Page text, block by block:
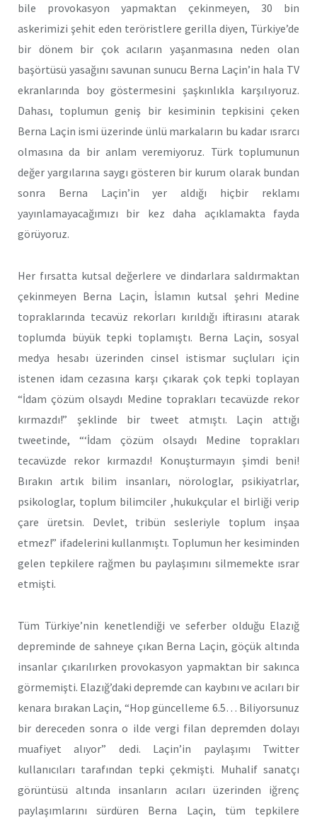
bile provokasyon yapmaktan çekinmeyen, 30 bin
askerimizi şehit eden teröristlere gerilla diyen, Türkiye’de
bir dönem bir çok acıların yaşanmasına neden olan
başörtüsü yasağını savunan sunucu Berna Laçin’in hala TV
ekranlarında boy göstermesini şaşkınlıkla karşılıyoruz.
Dahası, toplumun geniş bir kesiminin tepkisini çeken
Berna Laçin ismi üzerinde ünlü markaların bu kadar ısrarcı
olmasına da bir anlam veremiyoruz. Türk toplumunun
değer yargılarına saygı gösteren bir kurum olarak bundan
sonra Berna Laçin’in yer aldığı hiçbir reklamı
yayınlamayacağımızı bir kez daha açıklamakta fayda
görüyoruz.
Her fırsatta kutsal değerlere ve dindarlara saldırmaktan
çekinmeyen Berna Laçin, İslamın kutsal şehri Medine
topraklarında tecavüz rekorları kırıldığı iftirasını atarak
toplumda büyük tepki toplamıştı. Berna Laçin, sosyal
medya hesabı üzerinden cinsel istismar suçluları için
istenen idam cezasına karşı çıkarak çok tepki toplayan
“İdam çözüm olsaydı Medine toprakları tecavüzde rekor
kırmazdı!” şeklinde bir tweet atmıştı. Laçin attığı
tweetinde, “‘İdam çözüm olsaydı Medine toprakları
tecavüzde rekor kırmazdı! Konuşturmayın şimdi beni!
Bırakın artık bilim insanları, nörologlar, psikiyatrlar,
psikologlar, toplum bilimciler ,hukukçular el birliği verip
çare üretsin. Devlet, tribün sesleriyle toplum inşaa
etmez!” ifadelerini kullanmıştı. Toplumun her kesiminden
gelen tepkilere rağmen bu paylaşımını silmemekte ısrar
etmişti.
Tüm Türkiye’nin kenetlendiği ve seferber olduğu Elazığ
depreminde de sahneye çıkan Berna Laçin, göçük altında
insanlar çıkarılırken provokasyon yapmaktan bir sakınca
görmemişti. Elazığ’daki depremde can kaybını ve acıları bir
kenara bırakan Laçin, “Hop güncelleme 6.5… Biliyorsunuz
bir dereceden sonra o ilde vergi filan depremden dolayı
muafiyet alıyor” dedi. Laçin’in paylaşımı Twitter
kullanıcıları tarafından tepki çekmişti. Muhalif sanatçı
görüntüsü altında insanların acıları üzerinden iğrenç
paylaşımlarını sürdüren Berna Laçin, tüm tepkilere